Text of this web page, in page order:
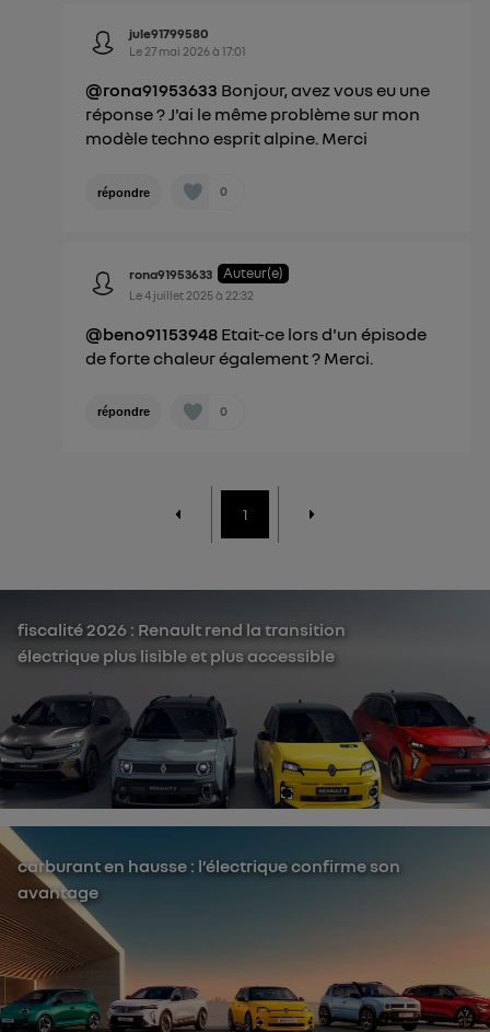
jule91799580
Le 27 mai 2026à17:01
@rona91953633 Bonjour, avez vous eu une
réponse ? J'ai le même problème sur mon
modèle techno esprit alpine. Merci
répondre 0
rona91953633 Auteur(e)
Le4 juillet 2025à 22:32
@beno91153948 Etait-ce lors d'un épisode
de forte chaleur également ? Merci.
répondre 0
1
fiscalité 2026 : Renault rend la transition
électrique plus lisible et plus accessible
carburant en hausse : l’électrique confirme son
avantage